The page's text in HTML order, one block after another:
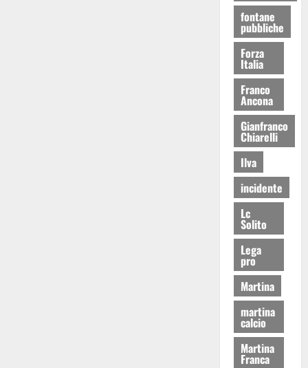
fontane
pubbliche
Forza
Italia
Franco
Ancona
Gianfranco
Chiarelli
Ilva
incidente
Lc
Solito
Lega
pro
Martina
martina
calcio
Martina
Franca